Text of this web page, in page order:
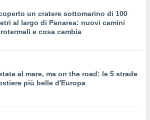
un cratere sottomarino di 100
al largo di Panarea: nuovi camini
e cosa cambia
al mare, ma on the road: le 5 strade
più belle d'Europa